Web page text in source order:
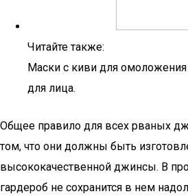
Читайте также:
Маски с киви для
для лица.
Общее правило для всех рваных
том, что они должны быть
высококачественной джинсы. В
гардероб не сохранится в нем